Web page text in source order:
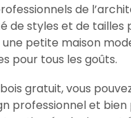
de
de styles et de tailles
petite maison
pour tous les goûts.
gratuit, vous
professionnel et bien